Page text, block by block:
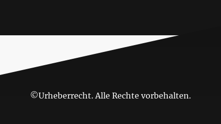
©Urheberrecht. Alle Rechte vorbehalten.